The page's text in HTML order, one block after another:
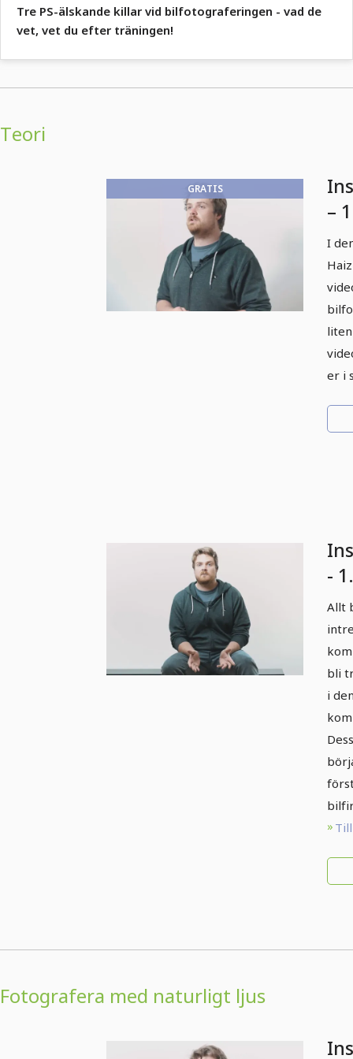
Tre PS-älskande killar vid bilfotograferingen - vad de
vet, vet du efter träningen!
Teori
GRATIS
–
I
er i
-
Allt
bli
i
Fotografera med naturligt ljus